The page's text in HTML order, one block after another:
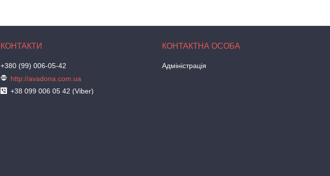
+380 (99) 006-05-42
http://avadona.com.ua
+38 099 006 05 42 (Viber)
Адміністрація